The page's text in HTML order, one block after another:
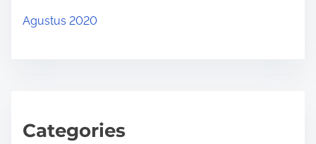
Agustus 2020
Categories